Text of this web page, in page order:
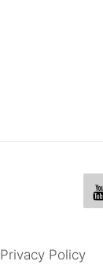
Privacy Policy